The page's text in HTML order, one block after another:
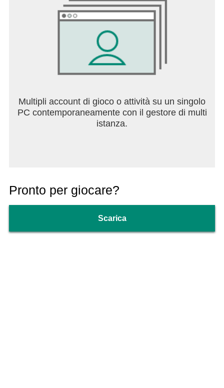
Multipli account di gioco o attività su un singolo
PC contemporaneamente con il gestore di multi
istanza.
Pronto per giocare?
Scarica